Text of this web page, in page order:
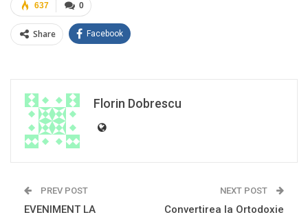
0
637
Share Facebook
Florin Dobrescu
PREV POST
EVENIMENT LA
NEXT POST
Convertirea la Ortodoxie